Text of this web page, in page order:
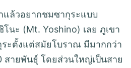
แล้วอยากชมซากุระแบบ
โนะ (Mt. Yoshino) เลย ภูเขา
ะตั้งแต่สมัยโบราณ มีมากกว่า
สายพันธุ์ โดยส่วนใหญ่เป็นสาย